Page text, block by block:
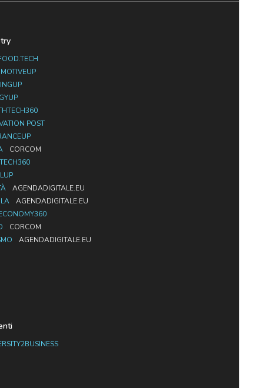
POST
CORCOM
AGENDADIGITALE.EU
AGENDADIGITALE.EU
CORCOM
AGENDADIGITALE.EU